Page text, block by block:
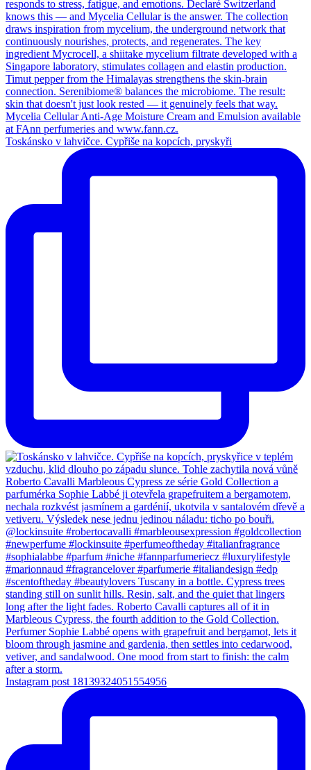
Toskánsko v lahvičce. Cypřiše na kopcích, pryskyři
Instagram post 18139324051554956